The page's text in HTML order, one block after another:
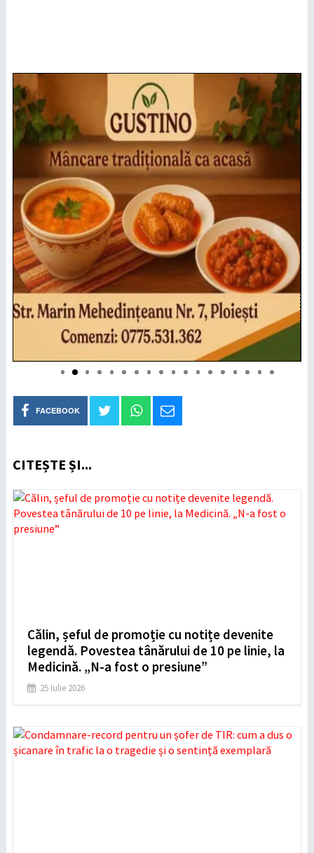
FACEBOOK
CITEȘTE ȘI...
Călin, șeful de promoție cu notițe devenite
legendă. Povestea tânărului de 10 pe linie, la
Medicină. „N-a fost o presiune”
25 Iulie 2026